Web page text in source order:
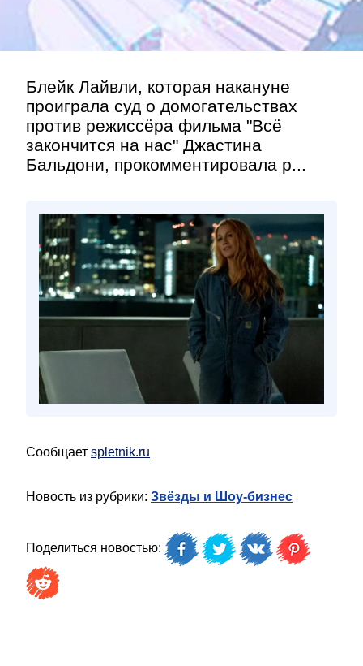
Блейк Лайвли, которая накануне
проиграла суд о домогательствах
против режиссёра фильма "Всё
закончится на нас" Джастина
Бальдони, прокомментировала р...
Сообщает spletnik.ru
Новость из рубрики: Звёзды и Шоу-бизнес
Поделиться новостью: